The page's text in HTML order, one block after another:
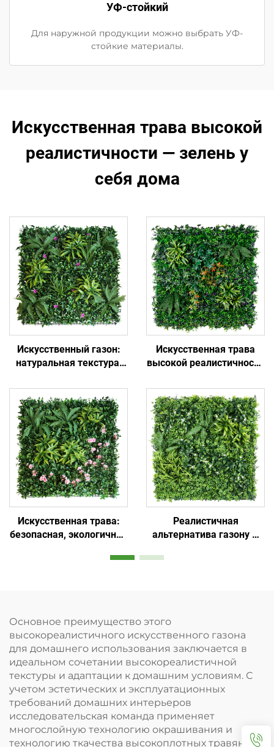
УФ-стойкий
Для наружной продукции можно выбрать УФ-
стойкие материалы.
Искусственная трава высокой
реалистичности — зелень у
себя дома
Искусственный газон:
натуральная текстура,
Искусственная трава
высокой реалистичности
Искусственная трава:
безопасная, экологичная
Реалистичная
альтернатива газону —
Основное преимущество этого
высокореалистичного искусственного газона
для домашнего использования заключается в
идеальном сочетании высокореалистичной
текстуры и адаптации к домашним условиям. С
учетом эстетических и эксплуатационных
требований домашних интерьеров
исследовательская команда применяет
многослойную технологию окрашивания и
технологию ткачества высокоплотных травяных